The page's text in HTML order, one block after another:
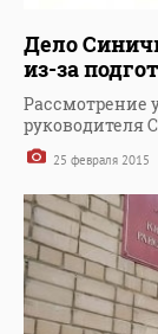
Дело
из-за
Рассмотрение
руководителя
25 февраля 2015